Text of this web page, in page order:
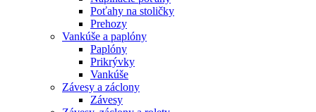
Poťahy na stoličky
Prehozy
Vankúše a paplóny
Paplóny
Prikrývky
Vankúše
Závesy a záclony
Závesy